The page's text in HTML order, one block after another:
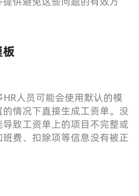
人员可能会使用默认的模
情况下直接生成工资单。没
致工资单上的项目不完整或
费、扣除项等信息没有被正